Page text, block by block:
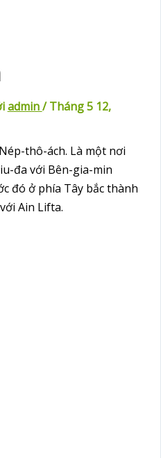
admin/Tháng 5 12,
thô-ách. Là một nơi
đa với Bên-gia-min
đó ở phía Tây bắc thành
Ain Lifta.